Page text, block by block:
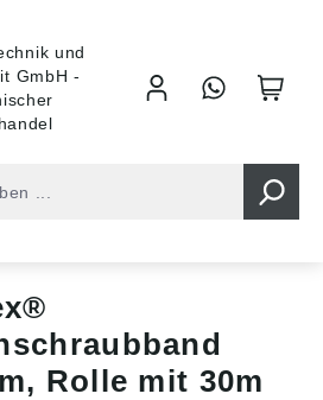
Rolle mit 30m